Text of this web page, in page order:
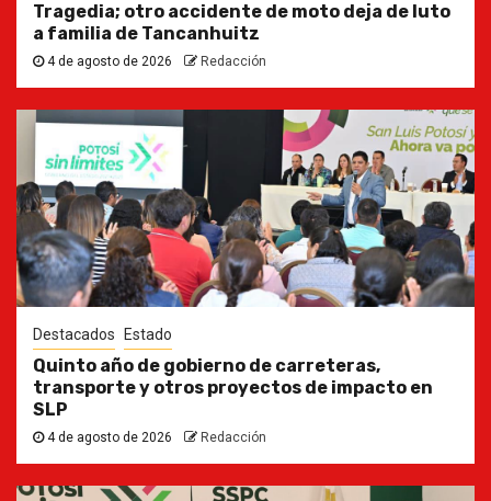
Tragedia; otro accidente de moto deja de luto
a familia de Tancanhuitz
4 de agosto de 2026 Redacción
Destacados Estado
Quinto año de gobierno de carreteras,
transporte y otros proyectos de impacto en
SLP
4 de agosto de 2026 Redacción